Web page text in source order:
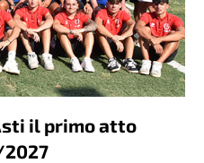
il primo atto